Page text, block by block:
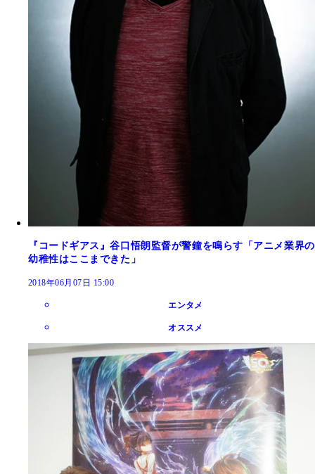
『コードギアス』谷口悟朗監督が警鐘を鳴らす「アニメ業界の
幼稚性はここまできた」
2018年06月07日 15:00
エンタメ
オススメ